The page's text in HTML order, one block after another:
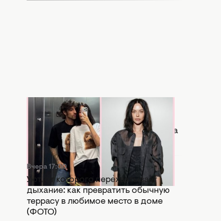
Вчера 17:56
Копия бывшей: в Сети активно
сравнивают новую девушку Дантеса
с Дорофеевой (ФОТО)
Вчера 17:00
Уют, от которого перехватывает
дыхание: как превратить обычную
террасу в любимое место в доме
(ФОТО)